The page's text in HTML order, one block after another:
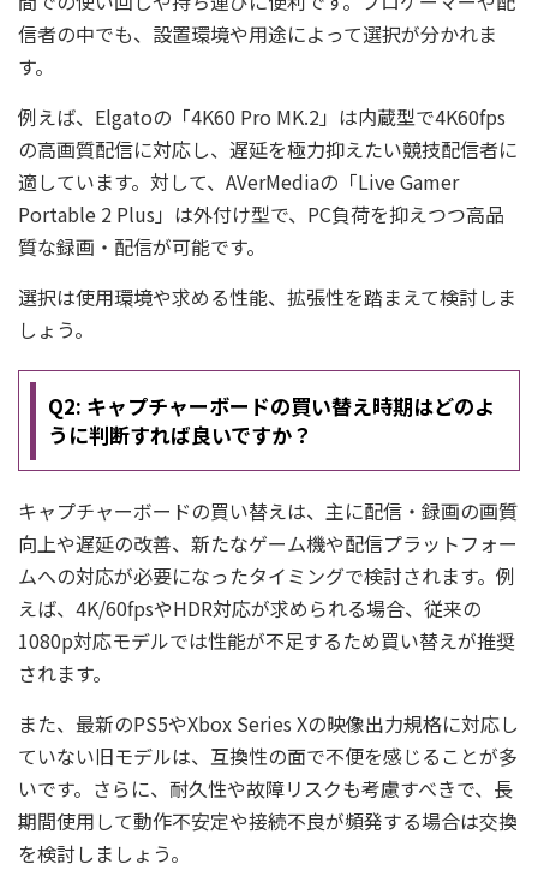
信者の中でも、設置環境や用途によって選択が分かれま
す。
例えば、Elgatoの「4K60 Pro MK.2」は内蔵型で4K60fps
の高画質配信に対応し、遅延を極力抑えたい競技配信者に
適しています。対して、AVerMediaの「Live Gamer
Portable 2 Plus」は外付け型で、PC負荷を抑えつつ高品
質な録画・配信が可能です。
選択は使用環境や求める性能、拡張性を踏まえて検討しま
しょう。
Q2: キャプチャーボードの買い替え時期はどのよ
うに判断すれば良いですか？
キャプチャーボードの買い替えは、主に配信・録画の画質
向上や遅延の改善、新たなゲーム機や配信プラットフォー
ムへの対応が必要になったタイミングで検討されます。例
えば、4K/60fpsやHDR対応が求められる場合、従来の
1080p対応モデルでは性能が不足するため買い替えが推奨
されます。
また、最新のPS5やXbox Series Xの映像出力規格に対応し
ていない旧モデルは、互換性の面で不便を感じることが多
いです。さらに、耐久性や故障リスクも考慮すべきで、長
期間使用して動作不安定や接続不良が頻発する場合は交換
を検討しましょう。